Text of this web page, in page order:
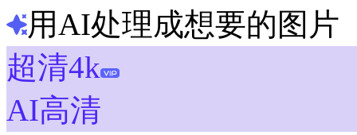
用AI处理成想要的图片
超清4k
AI高清